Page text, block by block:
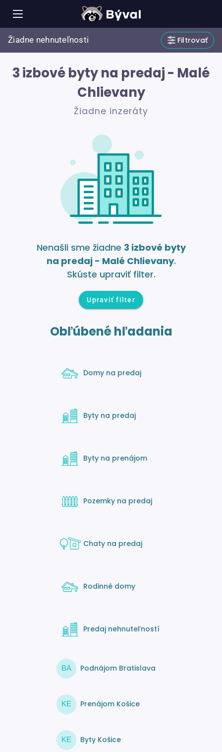
Žiadne nehnuteľnosti Filtrovať
3 izbové byty na predaj - Malé
Chlievany
Žiadne inzeráty
Nenašli sme žiadne 3 izbové byty
na predaj - Malé Chlievany.
Skúste upraviť filter.
Upraviť filter
Obľúbené hľadania
Domy na predaj
Byty na predaj
Byty na prenájom
Pozemky na predaj
Chaty na predaj
Rodinné domy
Predaj nehnuteľností
BA Podnájom Bratislava
KE Prenájom Košice
KE Byty Košice